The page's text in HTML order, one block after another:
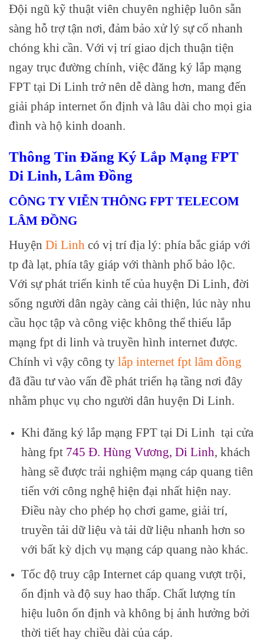
Đội ngũ kỹ thuật viên chuyên nghiệp luôn sẵn
sàng hỗ trợ tận nơi, đảm bảo xử lý sự cố nhanh
chóng khi cần. Với vị trí giao dịch thuận tiện
ngay trục đường chính, việc đăng ký lắp mạng
FPT tại Di Linh trở nên dễ dàng hơn, mang đến
giải pháp internet ổn định và lâu dài cho mọi gia
đình và hộ kinh doanh.
Thông Tin Đăng Ký Lắp Mạng FPT
Di Linh, Lâm Đồng
CÔNG TY VIỄN THÔNG FPT TELECOM
LÂM ĐỒNG
Huyện Di Linh có vị trí địa lý: phía bắc giáp với
tp đà lạt, phía tây giáp với thành phố bảo lộc.
Với sự phát triển kinh tế của huyện Di Linh, đời
sống người dân ngày càng cải thiện, lúc này nhu
cầu học tập và công việc không thể thiếu lắp
mạng fpt di linh và truyền hình internet được.
Chính vì vậy công ty lắp internet fpt lâm đồng
đã đầu tư vào vấn đề phát triển hạ tầng nơi đây
nhằm phục vụ cho người dân huyện Di Linh.
Khi đăng ký lắp mạng FPT tại Di Linh tại cửa
hàng fpt 745 Đ. Hùng Vương, Di Linh , khách
hàng sẽ được trải nghiệm mạng cáp quang tiên
tiến với công nghệ hiện đại nhất hiện nay.
Điều này cho phép họ chơi game, giải trí,
truyền tải dữ liệu và tải dữ liệu nhanh hơn so
với bất kỳ dịch vụ mạng cáp quang nào khác.
Tốc độ truy cập Internet cáp quang vượt trội,
ổn định và độ suy hao thấp. Chất lượng tín
hiệu luôn ổn định và không bị ảnh hưởng bởi
thời tiết hay chiều dài của cáp.